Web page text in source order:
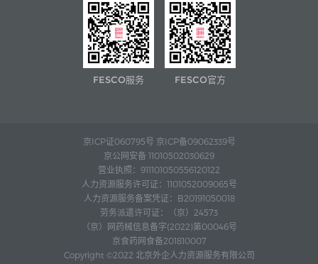
FESCO服务 FESCO官方
京ICP证060795号 京ICP备09062339号
京公网安备 11010502030629
营业执照：911101050556120122
人力资源服务许可证：1101052009065号
人力资源服务备案凭证：B20191050018
劳务派遣许可证：（京）24573
（京）网药械信息备字(2022)第00046号
京食药网食备201810007
Copyright ©2022 北京外企人力资源服务有限公司